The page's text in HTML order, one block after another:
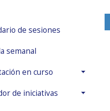
de sesiones
semanal
en curso
de iniciativas